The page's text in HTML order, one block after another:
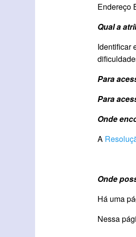
Endereço
Qual a
Identificar
Para
Para
Onde
A
Onde
Há uma
Nessa